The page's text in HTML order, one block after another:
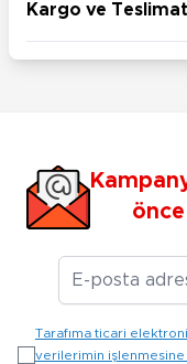
Kargo ve Teslimat
Tarafıma ticari
verilerimin işlenmesine